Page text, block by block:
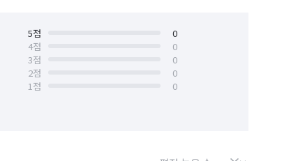
5점
0
4점
0
3점
0
2점
0
1점
0